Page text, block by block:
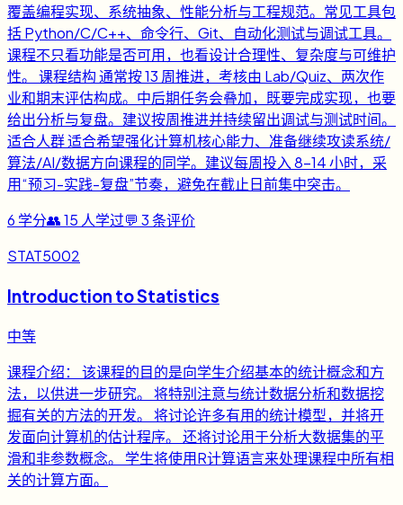
覆盖编程实现、系统抽象、性能分析与工程规范。常见工具包
括 Python/C/C++、命令行、Git、自动化测试与调试工具。
课程不只看功能是否可用，也看设计合理性、复杂度与可维护
性。 课程结构 通常按 13 周推进，考核由 Lab/Quiz、两次作
业和期末评估构成。中后期任务会叠加，既要完成实现，也要
给出分析与复盘。建议按周推进并持续留出调试与测试时间。
适合人群 适合希望强化计算机核心能力、准备继续攻读系统/
算法/AI/数据方向课程的同学。建议每周投入 8-14 小时，采
用“预习-实践-复盘”节奏，避免在截止日前集中突击。
6 学分👥15 人学过💬 3条评价
STAT5002
Introduction to Statistics
中等
课程介绍： 该课程的目的是向学生介绍基本的统计概念和方
法，以供进一步研究。 将特别注意与统计数据分析和数据挖
掘有关的方法的开发。 将讨论许多有用的统计模型，并将开
发面向计算机的估计程序。 还将讨论用于分析大数据集的平
滑和非参数概念。 学生将使用R计算语言来处理课程中所有相
关的计算方面。